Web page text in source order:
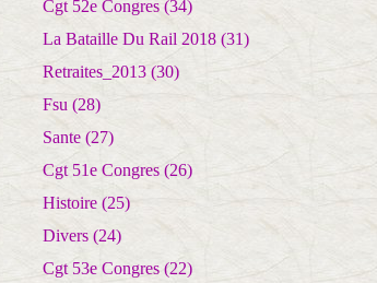
Cgt 52e Congres (34)
La Bataille Du Rail 2018 (31)
Retraites_2013 (30)
Fsu (28)
Sante (27)
Cgt 51e Congres (26)
Histoire (25)
Divers (24)
Cgt 53e Congres (22)